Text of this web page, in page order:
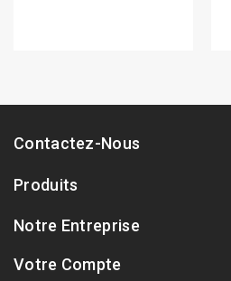
Contactez-Nous
Produits
Notre Entreprise
Votre Compte